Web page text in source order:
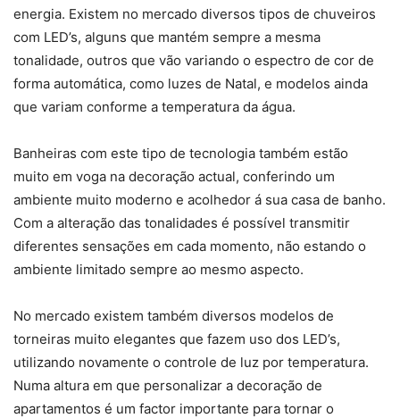
energia. Existem no mercado diversos tipos de chuveiros
com LED’s, alguns que mantém sempre a mesma
tonalidade, outros que vão variando o espectro de cor de
forma automática, como luzes de Natal, e modelos ainda
que variam conforme a temperatura da água.
Banheiras com este tipo de tecnologia também estão
muito em voga na decoração actual, conferindo um
ambiente muito moderno e acolhedor á sua casa de banho.
Com a alteração das tonalidades é possível transmitir
diferentes sensações em cada momento, não estando o
ambiente limitado sempre ao mesmo aspecto.
No mercado existem também diversos modelos de
torneiras muito elegantes que fazem uso dos LED’s,
utilizando novamente o controle de luz por temperatura.
Numa altura em que personalizar a decoração de
apartamentos é um factor importante para tornar o